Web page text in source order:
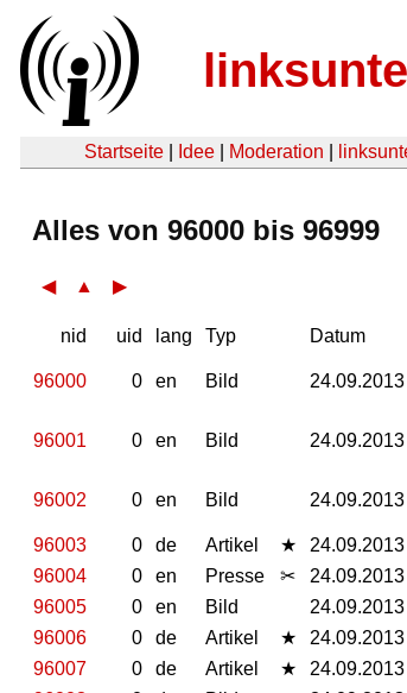
Startseite Idee Moderation
Alles von 96000 bis 96999
◀ ▲ ▶
nid uid lang Typ Datum
96000 0 en Bild 24.09.2013
96001 0 en Bild 24.09.2013
96002 0 en Bild 24.09.2013
96003
0 de Artikel ★ 24.09.2013
96004
0 en Presse ✂ 24.09.2013
96005
0 en Bild 24.09.2013
96006
0 de Artikel ★ 24.09.2013
96007
0 de Artikel ★ 24.09.2013